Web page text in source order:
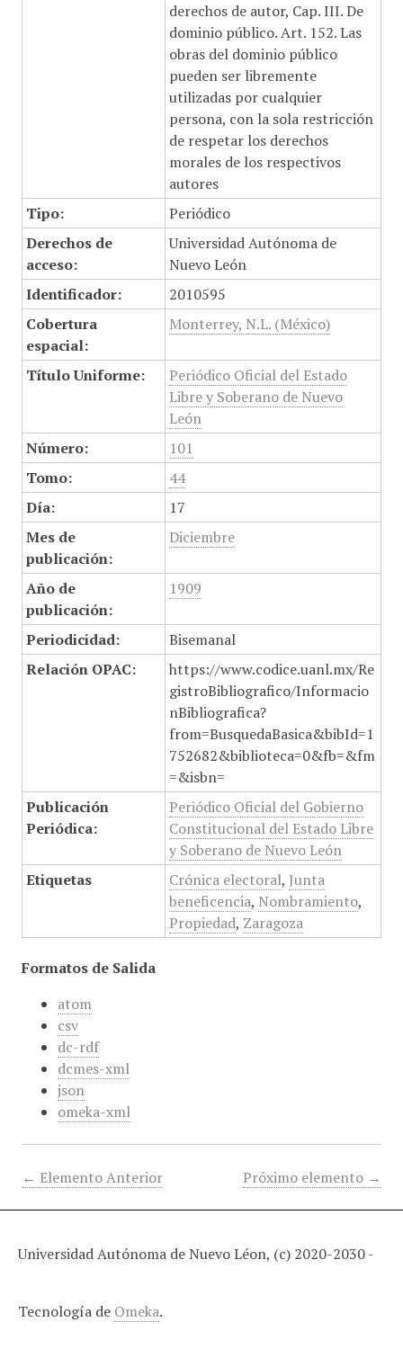
derechos de autor, Cap. III. De
dominio público. Art. 152. Las
obras del dominio público
pueden ser libremente
utilizadas por cualquier
persona, con la sola restricción
de respetar los derechos
morales de los respectivos
autores
Tipo:
Periódico
Derechos de
acceso:
Universidad Autónoma de
Nuevo León
Identificador:
2010595
Cobertura
espacial:
Monterrey, N.L. (México)
Título Uniforme:
Periódico Oficial del Estado
Libre y Soberano de Nuevo
León
Número:
101
Tomo:
44
Día:
17
Mes de
publicación:
Diciembre
Año de
publicación:
1909
Periodicidad:
Bisemanal
Relación OPAC:
https://www.codice.uanl.mx/Re
gistroBibliografico/Informacio
nBibliografica?
from=BusquedaBasica&bibId=1
752682&biblioteca=0&fb=&fm
=&isbn=
Publicación
Periódica:
Periódico Oficial del Gobierno
Constitucional del Estado Libre
y Soberano de Nuevo León
Etiquetas
Crónica electoral, Junta
beneficencia, Nombramiento,
Propiedad, Zaragoza
Formatos de Salida
atom
csv
dc-rdf
dcmes-xml
json
omeka-xml
← Elemento Anterior Próximo elemento →
Universidad Autónoma de Nuevo Léon, (c) 2020-2030 -
Tecnología de Omeka.